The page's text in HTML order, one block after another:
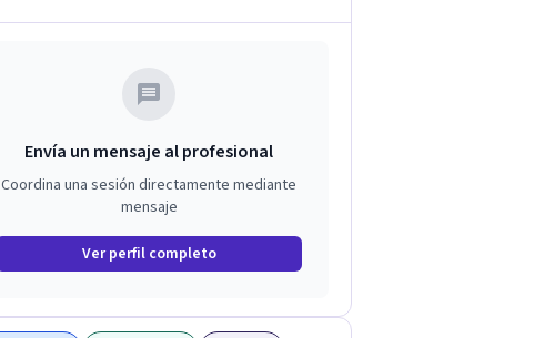
Envía un mensaje al profesional
Coordina una sesión directamente mediante
mensaje
Ver perfil completo